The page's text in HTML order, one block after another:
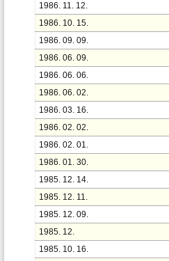
1986. 11. 12.
1986. 10. 15.
1986. 09. 09.
1986. 06. 09.
1986. 06. 06.
1986. 06. 02.
1986. 03. 16.
1986. 02. 02.
1986. 02. 01.
1986. 01. 30.
1985. 12. 14.
1985. 12. 11.
1985. 12. 09.
1985. 12.
1985. 10. 16.